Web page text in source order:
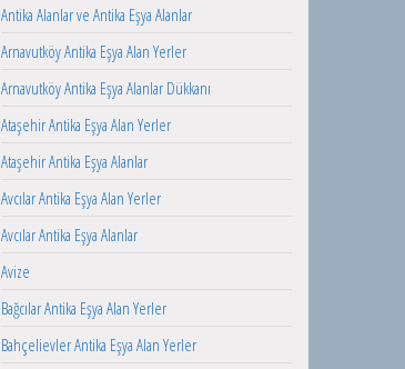
Antika Alanlar ve Antika Eşya Alanlar
Arnavutköy Antika Eşya Alan Yerler
Arnavutköy Antika Eşya Alanlar Dükkanı
Ataşehir Antika Eşya Alan Yerler
Ataşehir Antika Eşya Alanlar
Avcılar Antika Eşya Alan Yerler
Avcılar Antika Eşya Alanlar
Avize
Bağcılar Antika Eşya Alan Yerler
Bahçelievler Antika Eşya Alan Yerler